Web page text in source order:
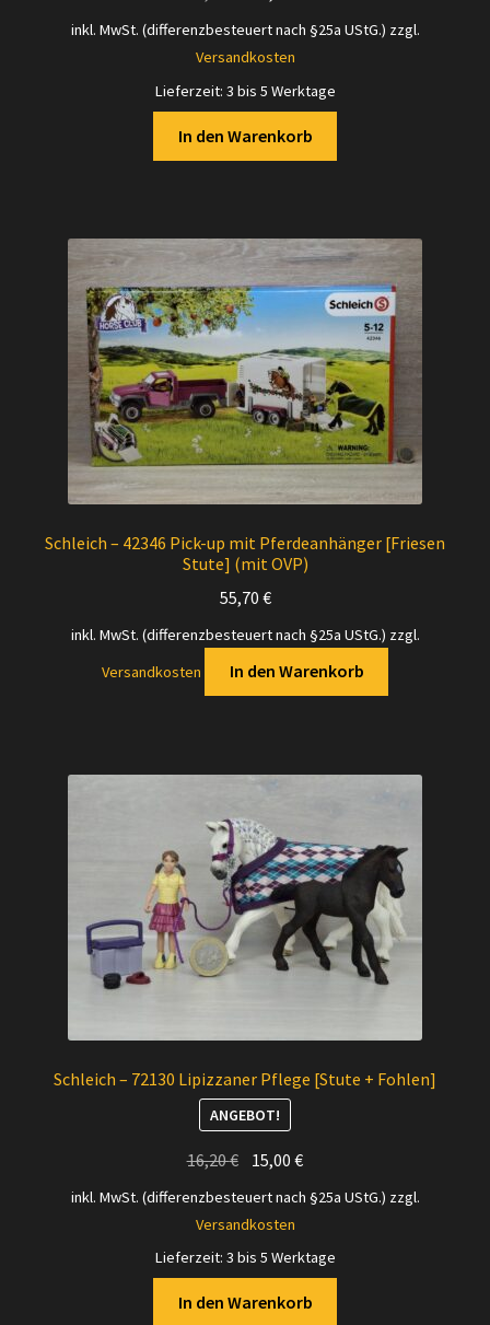
war:
inkl. MwSt. (differenzbesteuert nach §25a UStG.) zzgl.
Versandkosten
Lieferzeit: 3 bis 5 Werktage
In den Warenkorb
Schleich – 42346 Pick-up mit Pferdeanhänger [Friesen
Stute] (mit OVP)
55,70 €
inkl. MwSt. (differenzbesteuert nach §25a UStG.) zzgl.
Versandkosten
In den Warenkorb
Schleich – 72130 Lipizzaner Pflege [Stute + Fohlen]
ANGEBOT!
16,20€ Ursprünglicher
15,00€Aktueller
inkl. MwSt. (differenzbesteuert nach §25a UStG.) zzgl.
Versandkosten
Lieferzeit: 3 bis 5 Werktage
In den Warenkorb